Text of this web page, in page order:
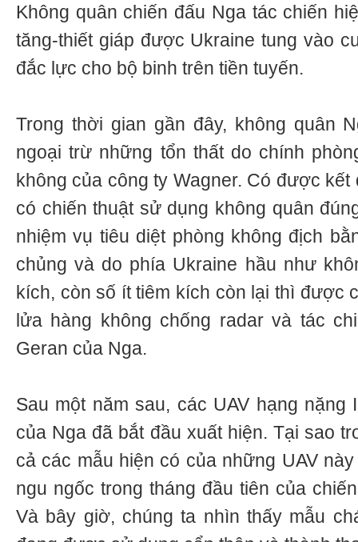
Không quân chiến đấu Nga tác chiến
tăng-thiết giáp được Ukraine tung vào
đắc lực cho bộ binh trên tiền tuyến.
Trong thời gian gần đây, không quân
ngoại trừ những tổn thất do chính
không của công ty Wagner. Có được
có chiến thuật sử dụng không quân
nhiệm vụ tiêu diệt phòng không địch
chủng và do phía Ukraine hầu như
kích, còn số ít tiêm kích còn lại thì được
lửa hàng không chống radar và tác
Geran của Nga.
Sau một năm sau, các UAV hạng nặng
của Nga đã bắt đầu xuất hiện. Tại sao
cả các mẫu hiện có của những UAV
ngu ngốc trong tháng đầu tiên của
Và bây giờ, chúng ta nhìn thấy mẫu